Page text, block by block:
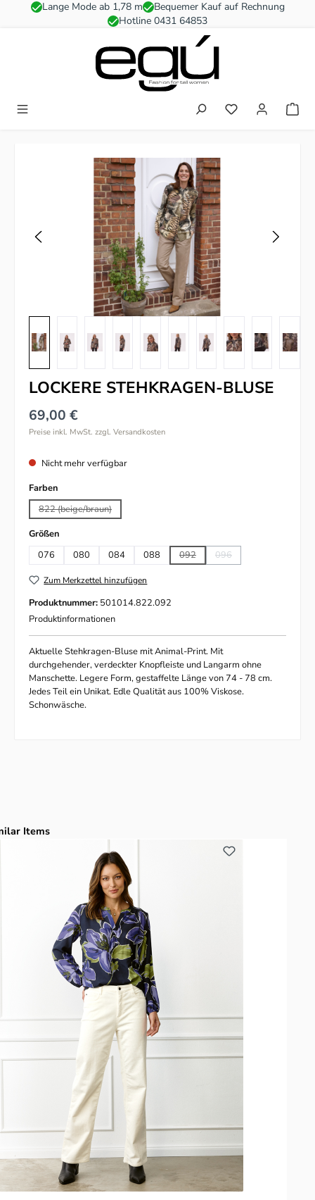
Zum Hauptinhalt springen
Lange Mode ab 1,78 m
Bequemer Kauf auf Rechnung
Hotline 0431 64853
Du hast 0
Bildergalerie überspringen
LOCKERE STEHKRAGEN-BLUSE
69,00 €
Preise inkl. MwSt. zzgl. Versandkosten
Nicht mehr verfügbar
Farbenauswählen
822 (beige/braun)(Diese Option ist zurzeit nicht verfügbar.)
Größenauswählen
076
080 084 088 092(Diese Option ist zurzeit nicht
096(Diese Option ist zurzeit
Zum Merkzettel hinzufügen
Produktnummer: 501014.822.092
Produktinformationen
Aktuelle Stehkragen-Bluse mit Animal-Print. Mit
durchgehender, verdeckter Knopfleiste und Langarm ohne
Manschette. Legere Form, gestaffelte Länge von 74 - 78 cm.
Jedes Teil ein Unikat. Edle Qualität aus 100% Viskose.
Schonwäsche.
überspringen
Items